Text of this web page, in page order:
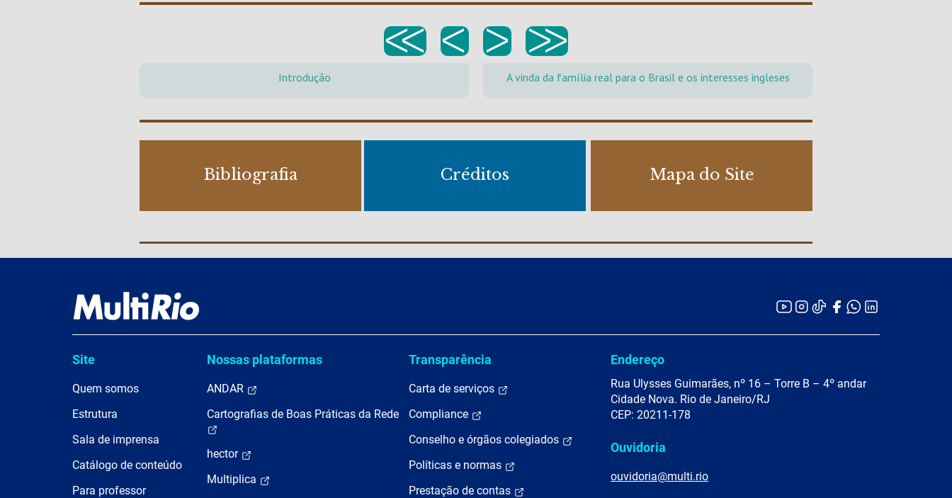
<< < > >>
Introdução A vinda da família real para o Brasil e os interesses ingleses
Bibliografia Créditos Mapa do Site
Site
Quem somos
Estrutura
Sala de imprensa
Catálogo de conteúdo
Para professor
Nossas plataformas
ANDAR
Cartografias de Boas Práticas da Rede
hector
Multiplica
Transparência
Carta de serviços
Compliance
Conselho e órgãos colegiados
Políticas e normas
Prestação de contas
Endereço
Rua Ulysses Guimarães, nº 16 – Torre B – 4º andar
Cidade Nova. Rio de Janeiro/RJ
CEP: 20211-178
Ouvidoria
ouvidoria@multi.rio